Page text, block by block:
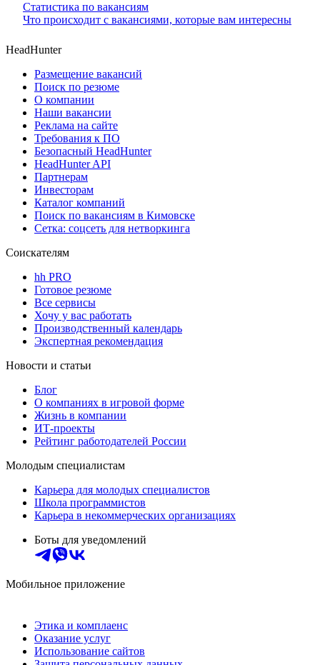
Статистика по вакансиям
Что происходит с вакансиями, которые вам интересны
HeadHunter
Размещение вакансий
Поиск по резюме
О компании
Наши вакансии
Реклама на сайте
Требования к ПО
Безопасный HeadHunter
HeadHunter API
Партнерам
Инвесторам
Каталог компаний
Поиск по вакансиям в Кимовске
Сетка: соцсеть для нетворкинга
Соискателям
hh PRO
Готовое резюме
Все сервисы
Хочу у вас работать
Производственный календарь
Экспертная рекомендация
Новости и статьи
Блог
О компаниях в игровой форме
Жизнь в компании
ИТ-проекты
Рейтинг работодателей России
Молодым специалистам
Карьера для молодых специалистов
Школа программистов
Карьера в некоммерческих организациях
Боты для уведомлений
Мобильное приложение
Этика и комплаенс
Оказание услуг
Использование сайтов